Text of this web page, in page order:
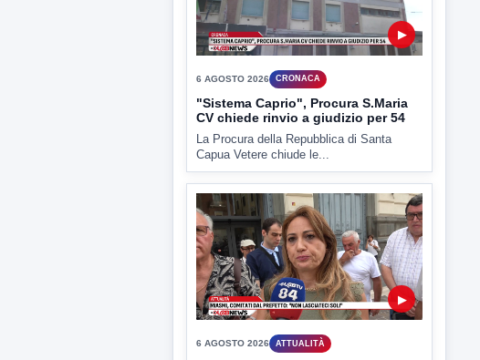
▶
6 AGOSTO 2026 CRONACA
"Sistema Caprio", Procura S.Maria
CV chiede rinvio a giudizio per 54
La Procura della Repubblica di Santa
Capua Vetere chiude le...
▶
6 AGOSTO 2026 ATTUALITÀ